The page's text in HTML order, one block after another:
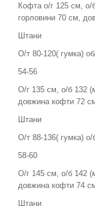
Кофта о/г 125 см, о/
горловини 70 см,
Штани
О/т 80-120( гумка)
54-56
О/г 135 см, о/б 132
довжина кофти 72
Штани
О/т 88-136( гумка)
58-60
О/г 145 см, о/б 142
довжина кофти 74
Штани